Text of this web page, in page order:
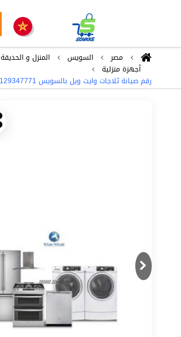
مصر السويس
المنزل و الحديقة
أجهزة منزلية
رقم صيانة ثلاجات وايت ويل بالسويس 01129347771
Previous